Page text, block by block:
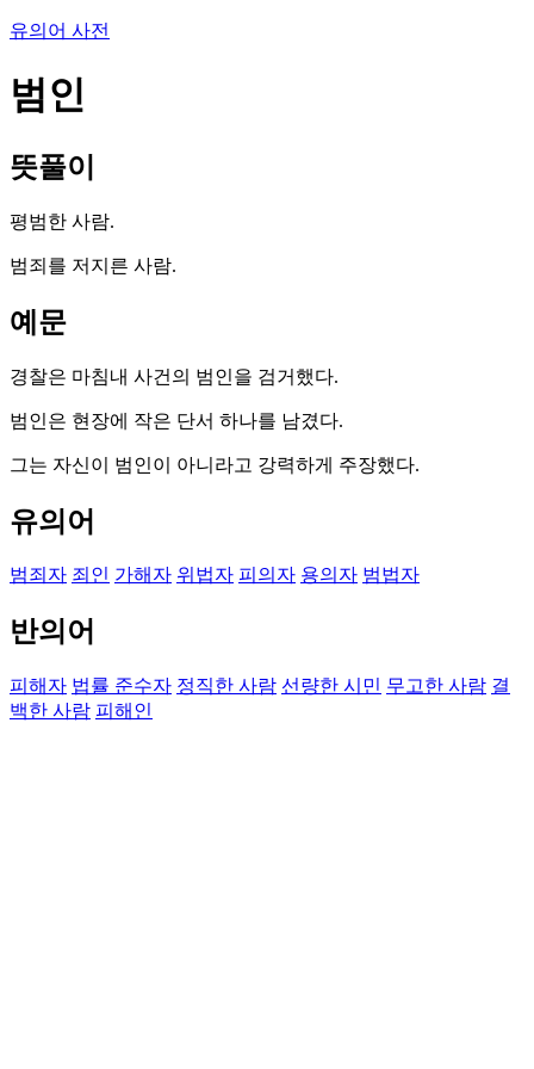
유의어 사전
범인
뜻풀이
평범한 사람.
범죄를 저지른 사람.
예문
경찰은 마침내 사건의 범인을 검거했다.
범인은 현장에 작은 단서 하나를 남겼다.
그는 자신이 범인이 아니라고 강력하게 주장했다.
유의어
범죄자 죄인 가해자 위법자 피의자 용의자 범법자
반의어
피해자 법률 준수자 정직한 사람 선량한 시민 무고한 사람 결
백한 사람 피해인